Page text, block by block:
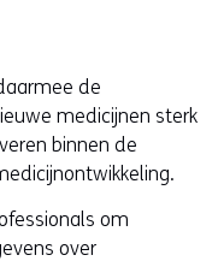
de
medicijnen sterk
binnen de
om
over